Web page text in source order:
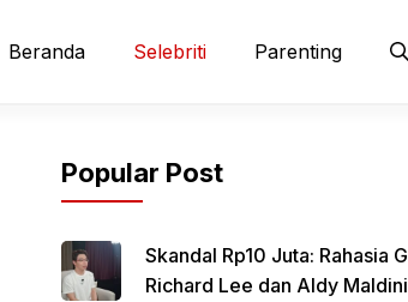
Beranda Selebriti Parenting
Popular Post
Skandal Rp10 Juta: Rahasia Gelap
Richard Lee dan Aldy Maldini